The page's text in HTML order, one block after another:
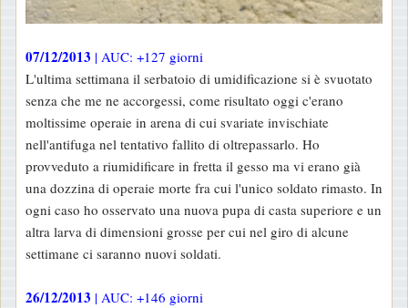
07/12/2013 | AUC: +127 giorni
L'ultima settimana il serbatoio di umidificazione si è svuotato
senza che me ne accorgessi, come risultato oggi c'erano
moltissime operaie in arena di cui svariate invischiate
nell'antifuga nel tentativo fallito di oltrepassarlo. Ho
provveduto a riumidificare in fretta il gesso ma vi erano già
una dozzina di operaie morte fra cui l'unico soldato rimasto. In
ogni caso ho osservato una nuova pupa di casta superiore e un
altra larva di dimensioni grosse per cui nel giro di alcune
settimane ci saranno nuovi soldati.
26/12/2013 | AUC: +146 giorni